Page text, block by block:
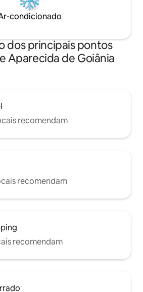
condicionado
dos principais pontos
Aparecida de Goiânia
recomendam
recomendam
recomendam